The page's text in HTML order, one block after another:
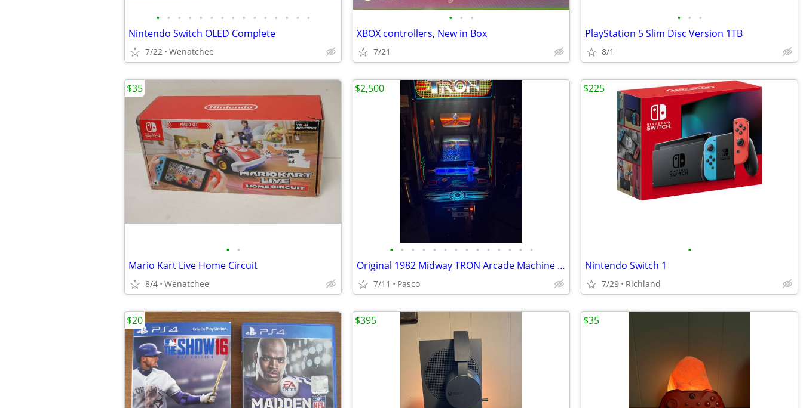
• • • • • • • • • • • • • • •
Nintendo Switch OLED Complete
7/22 Wenatchee
• • •
XBOX controllers, New in Box
7/21
• • •
PlayStation 5 Slim Disc Version 1TB
8/1
• •
Mario Kart Live Home Circuit
8/4 Wenatchee
$35
• • • • • • • • • • • • • •
Original 1982 Midway TRON Arcade Machine – Classic Icon – Works Great!
7/11 Pasco
$2,500
•
Nintendo Switch 1
7/29 Richland
$225
$20 $395 $35